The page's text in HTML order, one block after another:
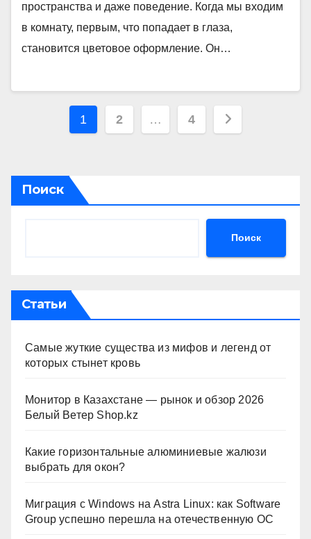
пространства и даже поведение. Когда мы входим
в комнату, первым, что попадает в глаза,
становится цветовое оформление. Он…
Пагинация
1 2 … 4
Поиск
Поиск
Статьи
Самые жуткие существа из мифов и легенд от
которых стынет кровь
Монитор в Казахстане — рынок и обзор 2026
Белый Ветер Shop.kz
Какие горизонтальные алюминиевые жалюзи
выбрать для окон?
Миграция с Windows на Astra Linux: как Software
Group успешно перешла на отечественную ОС